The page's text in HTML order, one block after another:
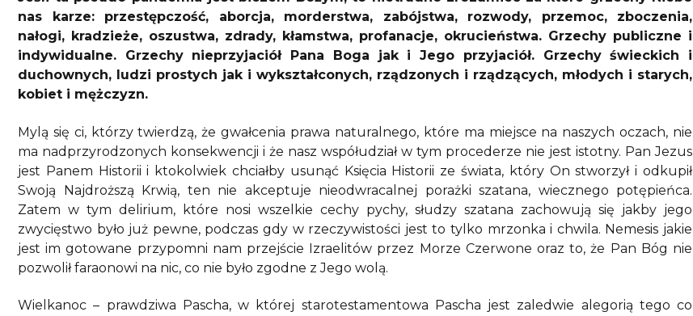
nas karze: przestępczość, aborcja, morderstwa, zabójstwa, rozwody, przemoc, zboczenia,
nałogi, kradzieże, oszustwa, zdrady, kłamstwa, profanacje, okrucieństwa. Grzechy publiczne i
indywidualne. Grzechy nieprzyjaciół Pana Boga jak i Jego przyjaciół. Grzechy świeckich i
duchownych, ludzi prostych jak i wykształconych, rządzonych i rządzących, młodych i starych,
kobiet i mężczyzn.
Mylą się ci, którzy twierdzą, że gwałcenia prawa naturalnego, które ma miejsce na naszych oczach, nie
ma nadprzyrodzonych konsekwencji i że nasz współudział w tym procederze nie jest istotny. Pan Jezus
jest Panem Historii i ktokolwiek chciałby usunąć Księcia Historii ze świata, który On stworzył i odkupił
Swoją Najdroższą Krwią, ten nie akceptuje nieodwracalnej porażki szatana, wiecznego potępieńca.
Zatem w tym delirium, które nosi wszelkie cechy pychy, słudzy szatana zachowują się jakby jego
zwycięstwo było już pewne, podczas gdy w rzeczywistości jest to tylko mrzonka i chwila. Nemesis jakie
jest im gotowane przypomni nam przejście Izraelitów przez Morze Czerwone oraz to, że Pan Bóg nie
pozwolił faraonowi na nic, co nie było zgodne z Jego wolą.
Wielkanoc – prawdziwa Pascha, w której starotestamentowa Pascha jest zaledwie alegorią tego co